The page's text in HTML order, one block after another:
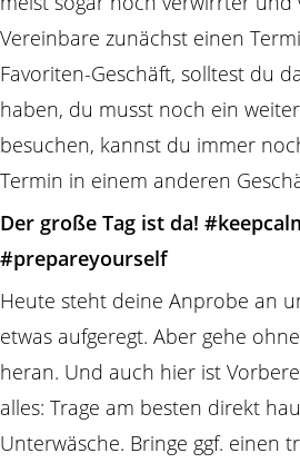
Vereinbare zunächst einen
Favoriten-Geschäft, solltest du
haben, du musst noch ein
besuchen, kannst du immer
Termin in einem anderen
Der große Tag ist da!
#prepareyourself
Heute steht deine Anprobe an
etwas aufgeregt. Aber gehe
heran. Und auch hier ist
alles: Trage am besten direkt
Unterwäsche. Bringe ggf. einen